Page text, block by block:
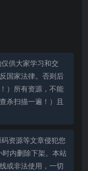
供大家学习和交
国家法律。否则后
）所有资源，不能
杀扫描一遍！）且
资源等文章侵犯您
内删除下架。本站
或非法使用，一切